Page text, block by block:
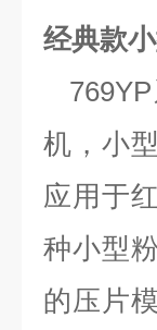
经典款
769YP
机，小
应用于
种小型
的压片